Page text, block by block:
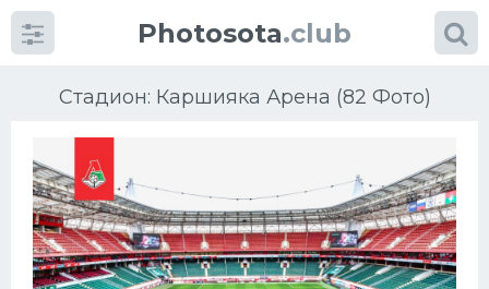
Photosota.club
Стадион: Каршияка Арена (82 Фото)
КатегорииФото